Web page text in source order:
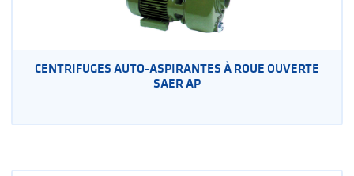
CENTRIFUGES AUTO-ASPIRANTES À ROUE OUVERTE
SAER AP